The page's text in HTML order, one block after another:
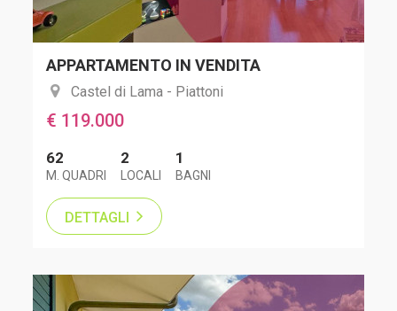
APPARTAMENTO IN VENDITA
Castel di Lama - Piattoni
€ 119.000
62
M. QUADRI
2
LOCALI
1
BAGNI
DETTAGLI